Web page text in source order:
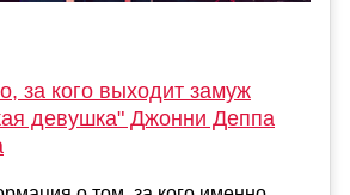
за кого выходит замуж
девушка" Джонни Деппа